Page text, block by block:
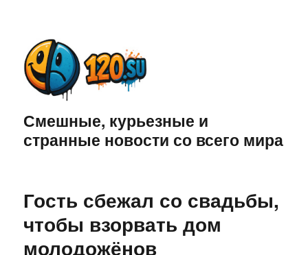
Смешные, курьезные и
странные новости со всего мира
Гость сбежал со свадьбы,
чтобы взорвать дом
молодожёнов